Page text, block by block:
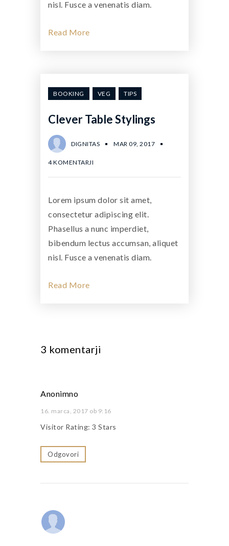
nisl. Fusce a venenatis diam.
Read More
BOOKING VEG TIPS
Clever Table Stylings
DIGNITAS MAR 09, 2017
4 KOMENTARJI
Lorem ipsum dolor sit amet,
consectetur adipiscing elit.
Phasellus a nunc imperdiet,
bibendum lectus accumsan, aliquet
nisl. Fusce a venenatis diam.
Read More
3 komentarji
Anonimno
16. marca, 2017 ob 9:16
Visitor Rating: 3 Stars
Odgovori